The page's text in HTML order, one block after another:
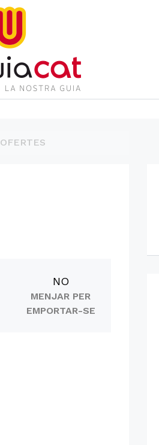
OFERTES
NO
MENJAR PER
EMPORTAR-SE